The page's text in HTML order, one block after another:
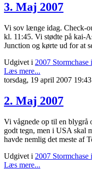
3. Maj 2007
Vi sov længe idag. Check-
kl. 11:45. Vi stødte på kai-
Junction og kørte ud for at
Udgivet i 2007 Stormchase
Læs mere...
torsdag, 19 april 2007 19:43
2. Maj 2007
Vi vågnede op til en blygrå
godt tegn, men i USA skal
havde nemlig det meste af
Udgivet i 2007 Stormchase
Læs mere...